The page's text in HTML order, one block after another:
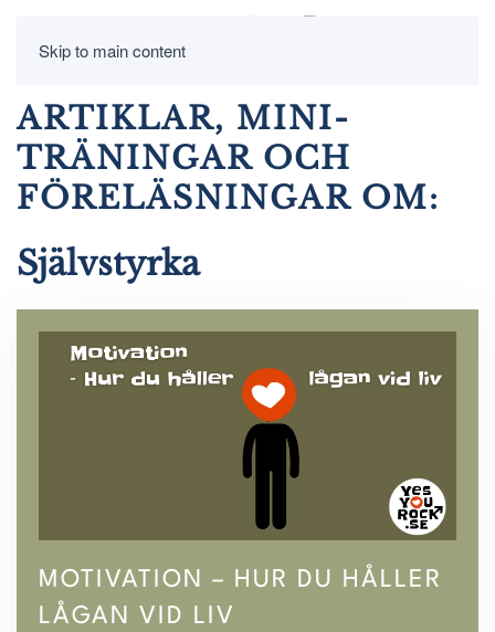
Skip to main content
ARTIKLAR, MINI-
TRÄNINGAR OCH
FÖRELÄSNINGAR OM:
Självstyrka
MOTIVATION – HUR DU HÅLLER
LÅGAN VID LIV